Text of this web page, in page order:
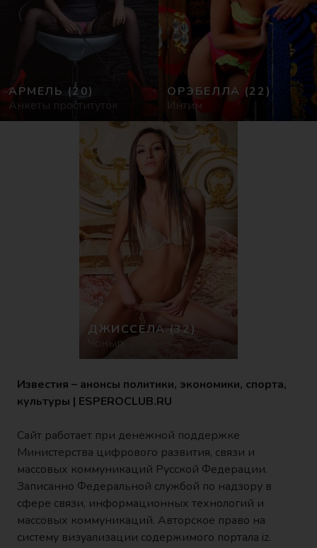
АРМЕЛЬ (20)
Анкеты проституток
ОРЭБЕЛЛА (22)
Интим
ДЖИССЕЛА (32)
Чонып
Известия – анонсы политики, экономики, спорта,
культуры | ESPEROCLUB.RU
Сайт работает при денежной поддержке
Министерства цифрового развития, связи и
массовых коммуникаций Русской Федерации.
Записанно Федеральной службой по надзору в
сфере связи, информационных технологий и
массовых коммуникаций. Авторское право на
систему визуализации содержимого портала iz.